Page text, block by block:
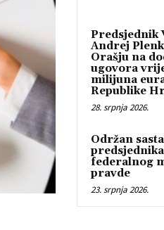
Predsjednik
Andrej
Orašju na
ugovora
milijuna
Republike
28. srpnja 2026.
Održan
federalnog
pravde
23. srpnja 2026.